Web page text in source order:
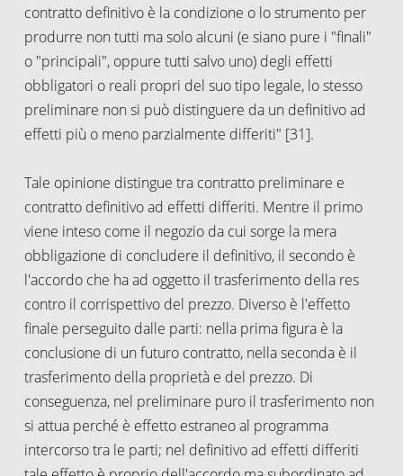
contratto definitivo è la condizione o lo strumento per
produrre non tutti ma solo alcuni (e siano pure i "finali"
o "principali", oppure tutti salvo uno) degli effetti
obbligatori o reali propri del suo tipo legale, lo stesso
preliminare non si può distinguere da un definitivo ad
effetti più o meno parzialmente differiti" [31].
Tale opinione distingue tra contratto preliminare e
contratto definitivo ad effetti differiti. Mentre il primo
viene inteso come il negozio da cui sorge la mera
obbligazione di concludere il definitivo, il secondo è
l'accordo che ha ad oggetto il trasferimento della res
contro il corrispettivo del prezzo. Diverso è l'effetto
finale perseguito dalle parti: nella prima figura è la
conclusione di un futuro contratto, nella seconda è il
trasferimento della proprietà e del prezzo. Di
conseguenza, nel preliminare puro il trasferimento non
si attua perché è effetto estraneo al programma
intercorso tra le parti; nel definitivo ad effetti differiti